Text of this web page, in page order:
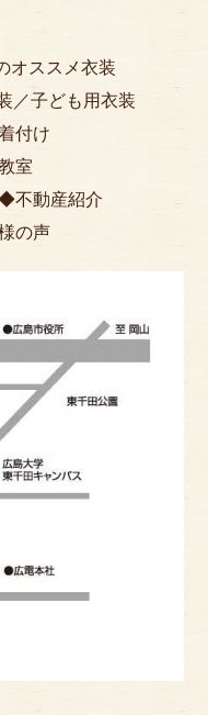
オススメ衣装
／子ども用衣装
付け
室
不動産紹介
の声